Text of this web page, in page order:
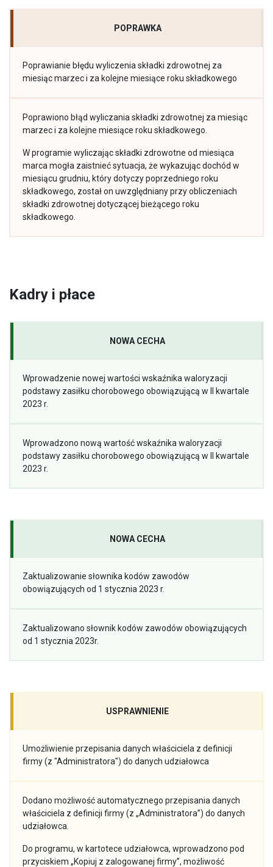
POPRAWKA
Poprawianie błędu wyliczenia składki zdrowotnej za
miesiąc marzec i za kolejne miesiące roku składkowego
Poprawiono błąd wyliczania składki zdrowotnej za miesiąc
marzec i za kolejne miesiące roku składkowego.
W programie wyliczając składki zdrowotne od miesiąca
marca mogła zaistnieć sytuacja, że wykazując dochód w
miesiącu grudniu, który dotyczy poprzedniego roku
składkowego, został on uwzględniany przy obliczeniach
składki zdrowotnej dotyczącej bieżącego roku
składkowego.
Kadry i płace
NOWA CECHA
Wprowadzenie nowej wartości wskaźnika waloryzacji
podstawy zasiłku chorobowego obowiązującą w II kwartale
2023 r.
Wprowadzono nową wartość wskaźnika waloryzacji
podstawy zasiłku chorobowego obowiązującą w II kwartale
2023 r.
NOWA CECHA
Zaktualizowanie słownika kodów zawodów
obowiązujących od 1 stycznia 2023 r.
Zaktualizowano słownik kodów zawodów obowiązujących
od 1 stycznia 2023r.
USPRAWNIENIE
Umożliwienie przepisania danych właściciela z definicji
firmy (z "Administratora") do danych udziałowca
Dodano możliwość automatycznego przepisania danych
właściciela z definicji firmy (z „Administratora”) do danych
udziałowca.
Do programu, w kartotece udziałowca, wprowadzono pod
przyciskiem „Kopiuj z zalogowanej firmy”, możliwość